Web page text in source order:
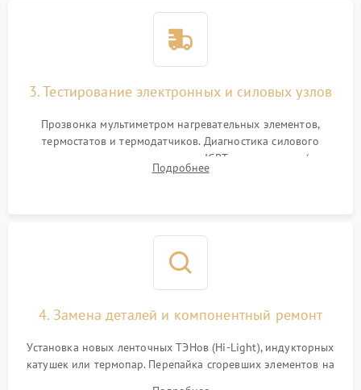
3. Тестирование электронных и силовых узлов
Прозвонка мультиметром нагревательных элементов,
термостатов и термодатчиков. Диагностика силового
модуля, реле, диодных мостов и IGBT-транзисторов (для
индукции). Проверка кранов и газ-контроля (для газовых
Подробнее
4. Замена деталей и компонентный ремонт
Установка новых ленточных ТЭНов (Hi-Light), индукторных
катушек или термопар. Перепайка сгоревших элементов на